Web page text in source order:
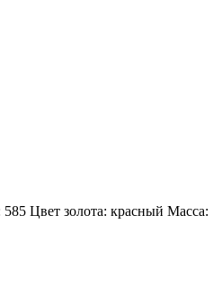
Цвет золота: красный Масса: